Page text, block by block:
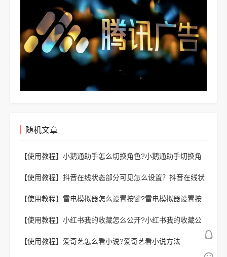
随机文章
【使用教程】 小鹅通助手怎么切换角色?小鹅通助手切换角
【使用教程】 抖音在线状态部分可见怎么设置？抖音在线状
【使用教程】 雷电模拟器怎么设置按键?雷电模拟器设置按
【使用教程】 小红书我的收藏怎么公开?小红书我的收藏公
【使用教程】 爱奇艺怎么看小说?爱奇艺看小说方法